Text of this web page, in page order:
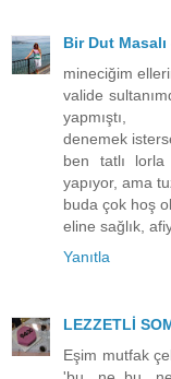
Bir Dut
mineciğim
valide
yapmıştı,
denemek
ben tatlı
yapıyor, ama
buda çok hoş
eline sağlık,
Yanıtla
LEZZETLİ
Eşim mutfak